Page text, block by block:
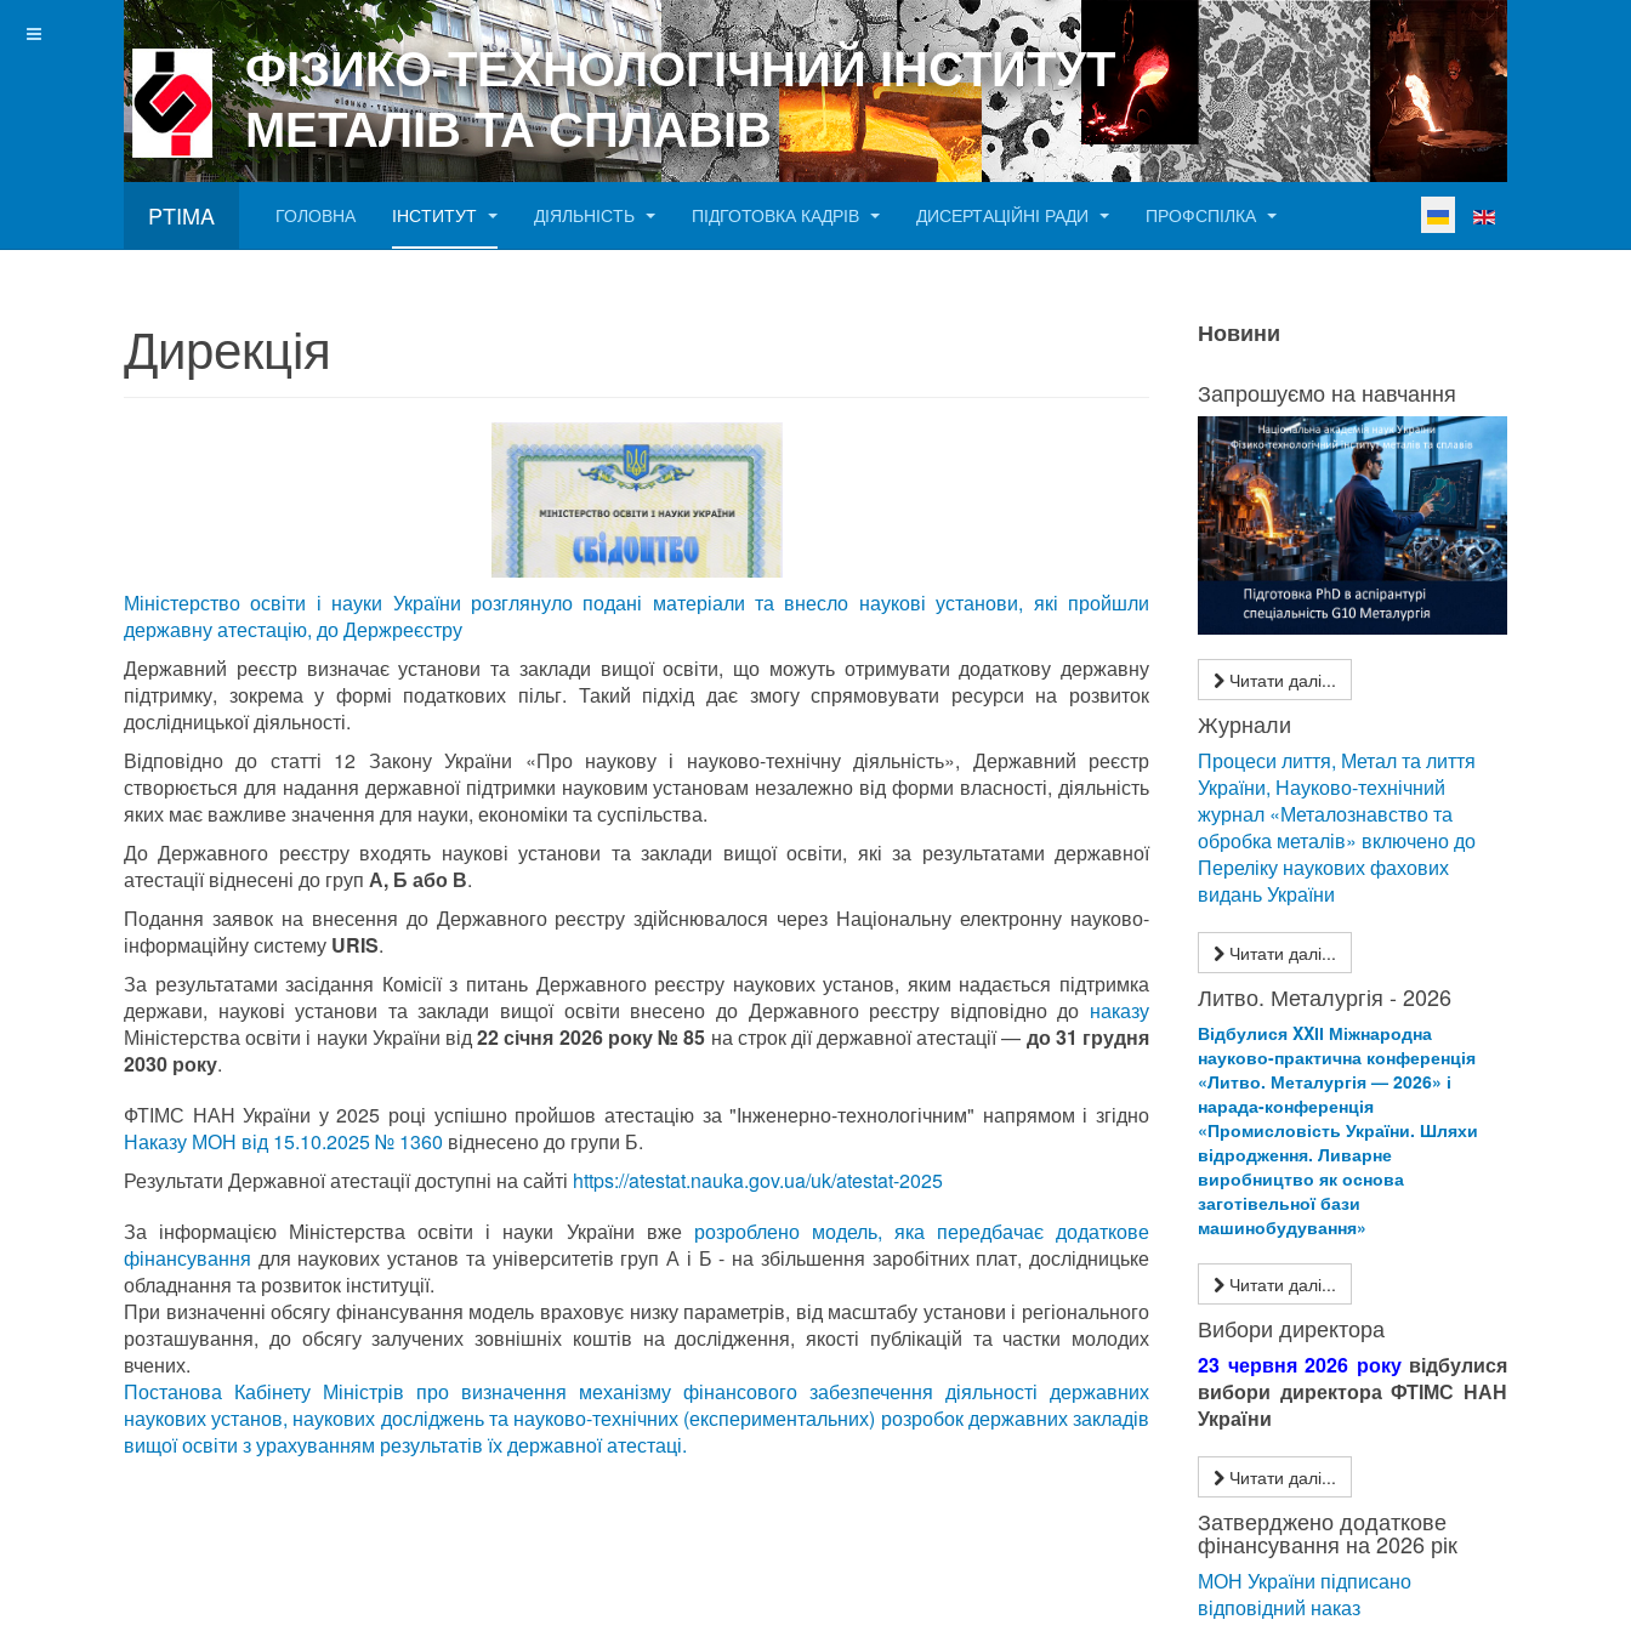
ФІЗИКО-ТЕХНОЛОГІЧНИЙ ІНСТИТУТ
МЕТАЛІВ ТА СПЛАВІВ
PTIMA Виберіть свою мову
ГОЛОВНА ІНСТИТУТ ДІЯЛЬНІСТЬ ПІДГОТОВКА КАДРІВ ДИСЕРТАЦІЙНІ РАДИ ПРОФСПІЛКА
Дирекція
Міністерство освіти і науки України розглянуло подані матеріали та внесло наукові установи, які пройшли
державну атестацію, до Держреєстру
Державний реєстр визначає установи та заклади вищої освіти, що можуть отримувати додаткову державну
підтримку, зокрема у формі податкових пільг. Такий підхід дає змогу спрямовувати ресурси на розвиток
дослідницької діяльності.
Відповідно до статті 12 Закону України «Про наукову і науково-технічну діяльність», Державний реєстр
створюється для надання державної підтримки науковим установам незалежно від форми власності, діяльність
яких має важливе значення для науки, економіки та суспільства.
До Державного реєстру входять наукові установи та заклади вищої освіти, які за результатами державної
атестації віднесені до груп А, Б або В.
Подання заявок на внесення до Державного реєстру здійснювалося через Національну електронну науково-
інформаційну систему URIS.
За результатами засідання Комісії з питань Державного реєстру наукових установ, яким надається підтримка
держави, наукові установи та заклади вищої освіти внесено до Державного реєстру відповідно до наказу
Міністерства освіти і науки України від22 січня 2026 року № 85 на строк дії державної атестації — до 31 грудня
2030 року.
ФТІМС НАН України у 2025 році успішно пройшов атестацію за "Інженерно-технологічним" напрямом і згідно
Наказу МОН від 15.10.2025 № 1360 віднесено до групи Б.
Результати Державної атестації доступні на сайті https://atestat.nauka.gov.ua/uk/atestat-2025
За інформацією Міністерства освіти і науки України вже розроблено модель, яка передбачає додаткове
фінансування для наукових установ та університетів груп А і Б - на збільшення заробітних плат, дослідницьке
обладнання та розвиток інституції.
При визначенні обсягу фінансування модель враховує низку параметрів, від масштабу установи і регіонального
розташування, до обсягу залучених зовнішніх коштів на дослідження, якості публікацій та частки молодих
вчених.
Постанова Кабінету Міністрів про визначення механізму фінансового забезпечення діяльності державних
наукових установ, наукових досліджень та науково-технічних (експериментальних) розробок державних закладів
вищої освіти з урахуванням результатів їх державної атестаці.
Новини
Запрошуємо на навчання
Читати далі...
Журнали
Процеси лиття, Метал та лиття
України, Науково-технічний
журнал «Металознавство та
обробка металів» включено до
Переліку наукових фахових
видань України
Читати далі...
Литво. Металургія - 2026
Відбулися XXІІ Міжнародна
науково-практична конференція
«Литво. Металургія — 2026» і
нарада-конференція
«Промисловість України. Шляхи
відродження. Ливарне
виробництво як основа
заготівельної бази
машинобудування»
Читати далі...
Вибори директора
23 червня 2026 року відбулися
вибори директора ФТІМС НАН
України
Читати далі...
Затверджено додаткове
фінансування на 2026 рік
МОН України підписано
відповідний наказ